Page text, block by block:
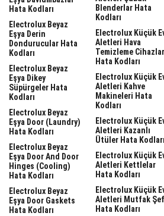
Hata Kodları
Electrolux Beyaz
Eşya Derin
Dondurucular Hata
Kodları
Electrolux Beyaz
Eşya Dikey
Süpürgeler Hata
Kodları
Electrolux Beyaz
Eşya Door (laundry)
Hata Kodları
Electrolux Beyaz
Eşya Door And Door
Hinges (cooling)
Hata Kodları
Electrolux Beyaz
Eşya Door Gaskets
Hata Kodları
Blenderlar Hata
Kodları
Electrolux Küçük
Aletleri Hava
Temizleme
Hata Kodları
Electrolux Küçük
Aletleri Kahve
Makineleri Hata
Kodları
Electrolux Küçük
Aletleri Kazanlı
Ütüler Hata Kodları
Electrolux Küçük
Aletleri Kettlelar
Hata Kodları
Electrolux Küçük
Aletleri Mutfak
Hata Kodları